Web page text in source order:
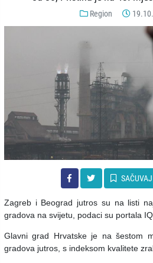
Region
SAČUVAJ
Zagreb i Beograd jutros su na listi
gradova na svijetu, podaci su portala
Glavni grad Hrvatske je na šestom
gradova jutros, s indeksom kvalitete